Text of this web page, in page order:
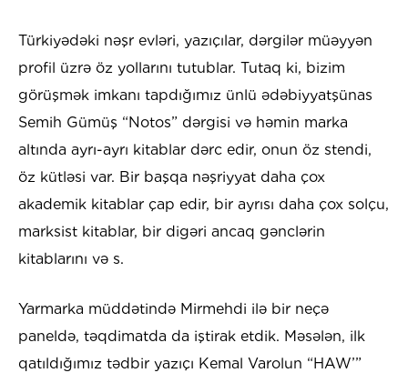
Türkiyədəki nəşr evləri, yazıçılar, dərgilər müəyyən
profil üzrə öz yollarını tutublar. Tutaq ki, bizim
görüşmək imkanı tapdığımız ünlü ədəbiyyatşünas
Semih Gümüş “Notos” dərgisi və həmin marka
altında ayrı-ayrı kitablar dərc edir, onun öz stendi,
öz kütləsi var. Bir başqa nəşriyyat daha çox
akademik kitablar çap edir, bir ayrısı daha çox solçu,
marksist kitablar, bir digəri ancaq gənclərin
kitablarını və s.
Yarmarka müddətində Mirmehdi ilə bir neçə
paneldə, təqdimatda da iştirak etdik. Məsələn, ilk
qatıldığımız tədbir yazıçı Kemal Varolun “HAW’”